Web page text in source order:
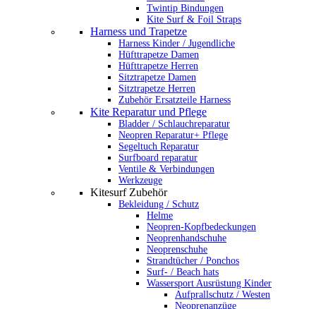
Twintip Bindungen
Kite Surf & Foil Straps
Harness und Trapetze
Harness Kinder / Jugendliche
Hüfttrapetze Damen
Hüfttrapetze Herren
Sitztrapetze Damen
Sitztrapetze Herren
Zubehör Ersatzteile Harness
Kite Reparatur und Pflege
Bladder / Schlauchreparatur
Neopren Reparatur+ Pflege
Segeltuch Reparatur
Surfboard reparatur
Ventile & Verbindungen
Werkzeuge
Kitesurf Zubehör
Bekleidung / Schutz
Helme
Neopren-Kopfbedeckungen
Neoprenhandschuhe
Neoprenschuhe
Strandtücher / Ponchos
Surf- / Beach hats
Wassersport Ausrüstung Kinder
Aufprallschutz / Westen
Neoprenanzüge